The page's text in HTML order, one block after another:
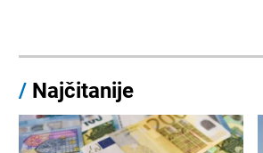
/ Najčitanije